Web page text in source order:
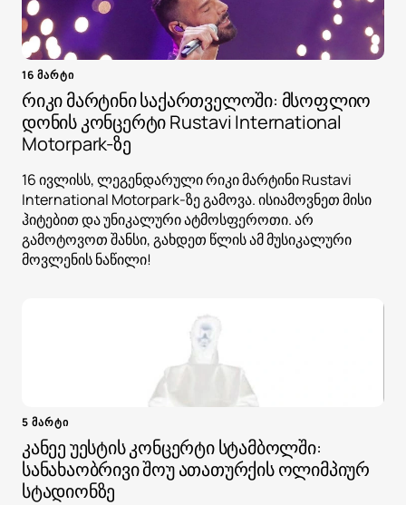
16 მარტი
რიკი მარტინი საქართველოში: მსოფლიო
დონის კონცერტი Rustavi International
Motorpark-ზე
16 ივლისს, ლეგენდარული რიკი მარტინი Rustavi
International Motorpark-ზე გამოვა. ისიამოვნეთ მისი
ჰიტებით და უნიკალური ატმოსფეროთი. არ
გამოტოვოთ შანსი, გახდეთ წლის ამ მუსიკალური
მოვლენის ნაწილი!
5 მარტი
კანეე უესტის კონცერტი სტამბოლში:
სანახაობრივი შოუ ათათურქის ოლიმპიურ
სტადიონზე